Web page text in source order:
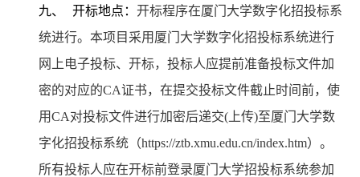
九、 开标地点： 开标程序在厦门大学数字化招投标系
统进行。本项目采用厦门大学数字化招投标系统进行
网上电子投标、开标，投标人应提前准备投标文件加
密的对应的CA证书，在提交投标文件截止时间前，使
用CA对投标文件进行加密后递交(上传)至厦门大学数
字化招投标系统（https://ztb.xmu.edu.cn/index.htm）。
所有投标人应在开标前登录厦门大学招投标系统参加